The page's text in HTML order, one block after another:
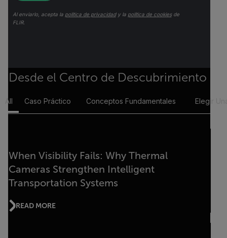
Al enviarlo, acepta la política de privacidady la política de cookiesde
FLIR.
Desde el Centro de Descubrimiento
All Caso Práctico Conceptos Fundamentales Elegir
When Visibility Fails: Why Thermal
Cameras Strengthen Intelligent
Transportation Systems
READ MORE